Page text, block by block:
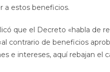
a estos beneficios.
que el Decreto «habla de
contrario de beneficios
e intereses, aquí rebajan el